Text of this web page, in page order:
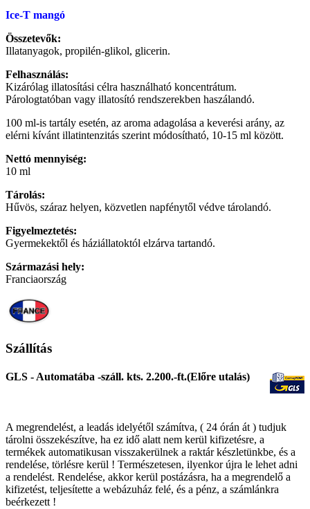
Ice-T mangó
Összetevők:
Illatanyagok, propilén-glikol, glicerin.
Felhasználás:
Kizárólag illatosítási célra használható koncentrátum.
Párologtatóban vagy illatosító rendszerekben haszálandó.
100 ml-is tartály esetén, az aroma adagolása a keverési arány, az
elérni kívánt illatintenzitás szerint módosítható, 10-15 ml között.
Nettó mennyiség:
10 ml
Tárolás:
Hűvös, száraz helyen, közvetlen napfénytől védve tárolandó.
Figyelmeztetés:
Gyermekektől és háziállatoktól elzárva tartandó.
Származási hely:
Franciaország
Szállítás
GLS - Automatába -száll. kts. 2.200.-ft.(Előre utalás)
A megrendelést, a leadás idelyétől számítva, ( 24 órán át ) tudjuk
tárolni összekészítve, ha ez idő alatt nem kerül kifizetésre, a
termékek automatikusan visszakerülnek a raktár készletünkbe, és a
rendelése, törlésre kerül ! Természetesen, ilyenkor újra le lehet adni
a rendelést. Rendelése, akkor kerül postázásra, ha a megrendelő a
kifizetést, teljesítette a webázuház felé, és a pénz, a számlánkra
beérkezett !